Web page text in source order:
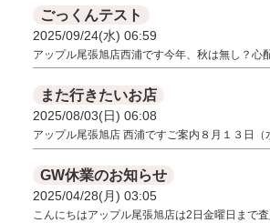
ごっくんテスト
2025/09/24(水) 06:59
アップル尾張旭店西浦です今年、秋は無し？心
また行きたいお店
2025/08/03(日) 06:08
アップル尾張旭店 西浦ですご案内８月１３日
GW休業のお知らせ
2025/04/28(月) 03:05
こんにちはアップル尾張旭店は2日金曜日まで